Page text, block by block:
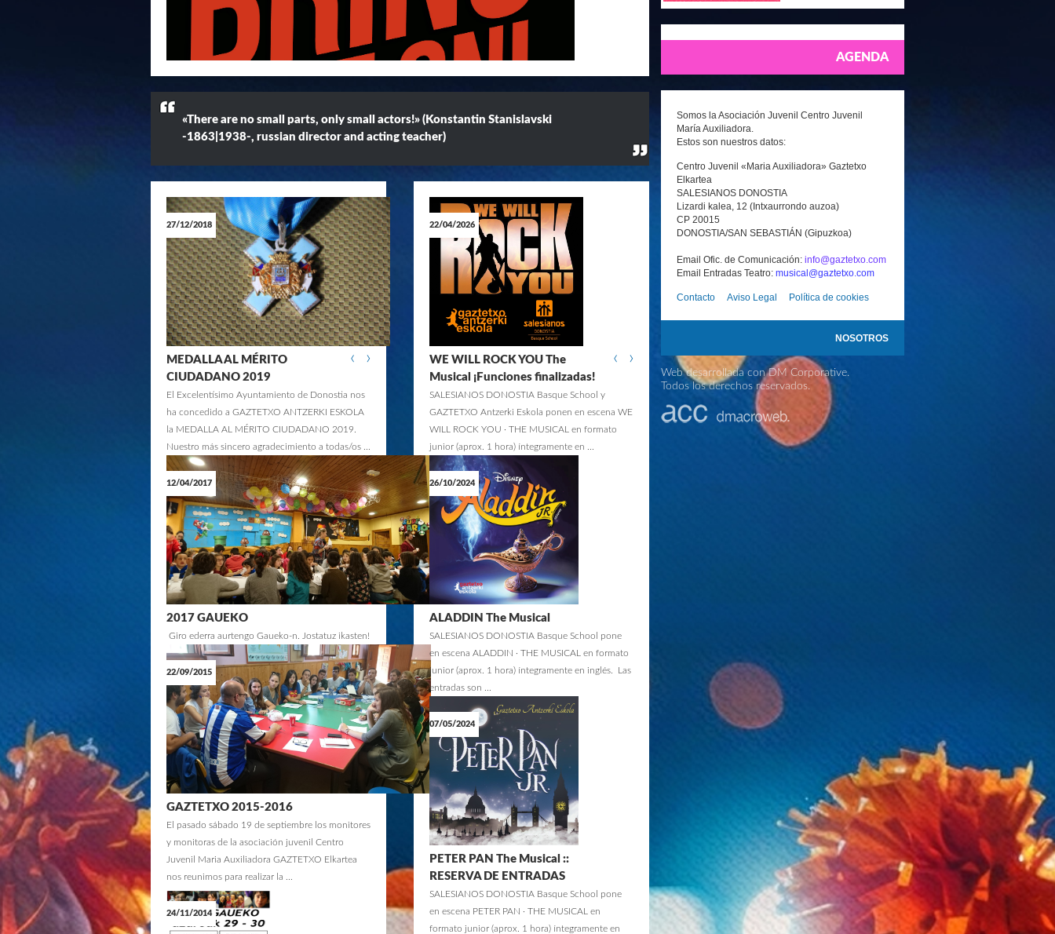
AGENDA
Somos la Asociación Juvenil Centro Juvenil
María Auxiliadora.
Estos son nuestros datos:
Centro Juvenil «Maria Auxiliadora» Gaztetxo
Elkartea
SALESIANOS DONOSTIA
Lizardi kalea, 12 (Intxaurrondo auzoa)
CP 20015
DONOSTIA/SAN SEBASTIÁN (Gipuzkoa)
Email Ofic. de Comunicación: info@gaztetxo.com
Email Entradas Teatro: musical@gaztetxo.com
Contacto Aviso Legal Política de cookies
NOSOTROS
Web desarrollada con DM Corporative.
Todos los derechos reservados.
FINALIZADAS!
02/07/2024
LA SIRENITA EL MUSICAL DE DISNEY
GAZTETXO ANTZERKI ESKOLA presenta LA SIRENITA El
musical de Disney. La trama central se desarrolla en
los humanos que entrega su voz ...
26/03/2023
THE WEDDING SINGER · EL MUSICAL
_ CLAUSURA: SÁBADO, 23 DE
DICIEMBRE DE 2023
GAZTETXO ANTZERKI ESKOLA presenta la 2ª
Temporada de THE WEDDING SINGER, el Musical más
ochentero. Basada en la película de Hollywood
protagonizada por Adam Sandler y ...
«There are no small parts, only small actors!» (Konstantin Stanislavski
-1863|1938-, russian director and acting teacher)
‹ ›
27/12/2018
MEDALLA AL MÉRITO
CIUDADANO 2019
El Excelentísimo Ayuntamiento de Donostia nos
ha concedido a GAZTETXO ANTZERKI ESKOLA
la MEDALLA AL MÉRITO CIUDADANO 2019.
Nuestro más sincero agradecimiento a todas/os ...
12/04/2017
2017 GAUEKO
Giro ederra aurtengo Gaueko-n. Jostatuz ikasten!
22/09/2015
GAZTETXO 2015-2016
El pasado sábado 19 de septiembre los monitores
y monitoras de la asociación juvenil Centro
Juvenil Maria Auxiliadora GAZTETXO Elkartea
nos reunimos para realizar la ...
24/11/2014
‹ ›
22/04/2026
WE WILL ROCK YOU The
Musical ¡Funciones finalizadas!
SALESIANOS DONOSTIA Basque School y
GAZTETXO Antzerki Eskola ponen en escena WE
WILL ROCK YOU · THE MUSICAL en formato
junior (aprox. 1 hora) íntegramente en ...
26/10/2024
ALADDIN The Musical
SALESIANOS DONOSTIA Basque School pone
en escena ALADDIN · THE MUSICAL en formato
junior (aprox. 1 hora) íntegramente en inglés. Las
entradas son ...
07/05/2024
PETER PAN The Musical ::
RESERVA DE ENTRADAS
SALESIANOS DONOSTIA Basque School pone
en escena PETER PAN · THE MUSICAL en
formato junior (aprox. 1 hora) íntegramente en